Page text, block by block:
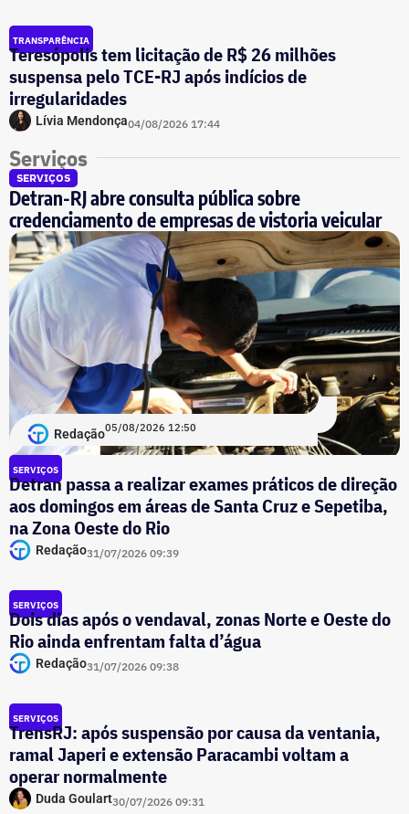
TRANSPARÊNCIA
Teresópolis tem licitação de R$ 26 milhões
suspensa pelo TCE-RJ após indícios de
irregularidades
Lívia Mendonça04/08/2026 17:44
Serviços
SERVIÇOS
Detran-RJ abre consulta pública sobre
credenciamento de empresas de vistoria veicular
Redação05/08/2026 12:50
SERVIÇOS
Detran passa a realizar exames práticos de direção
aos domingos em áreas de Santa Cruz e Sepetiba,
na Zona Oeste do Rio
Redação31/07/2026 09:39
SERVIÇOS
Dois dias após o vendaval, zonas Norte e Oeste do
Rio ainda enfrentam falta d’água
Redação31/07/2026 09:38
SERVIÇOS
TrensRJ: após suspensão por causa da ventania,
ramal Japeri e extensão Paracambi voltam a
operar normalmente
Duda Goulart30/07/2026 09:31